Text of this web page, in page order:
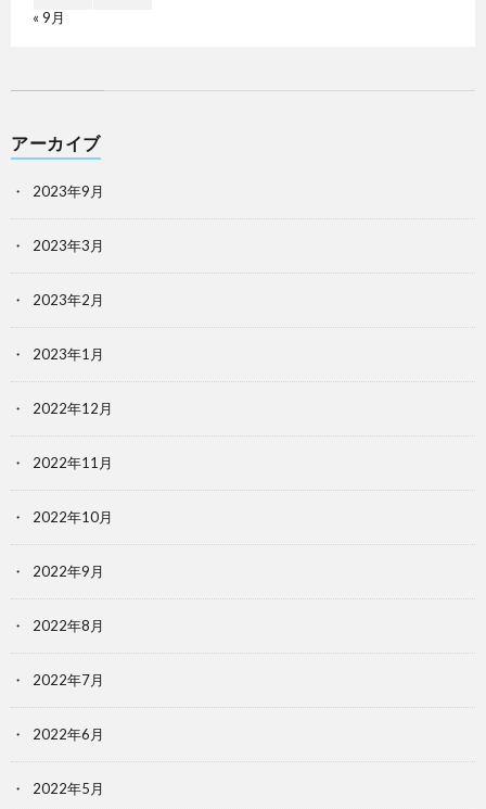
« 9月
アーカイブ
2023年9月
2023年3月
2023年2月
2023年1月
2022年12月
2022年11月
2022年10月
2022年9月
2022年8月
2022年7月
2022年6月
2022年5月